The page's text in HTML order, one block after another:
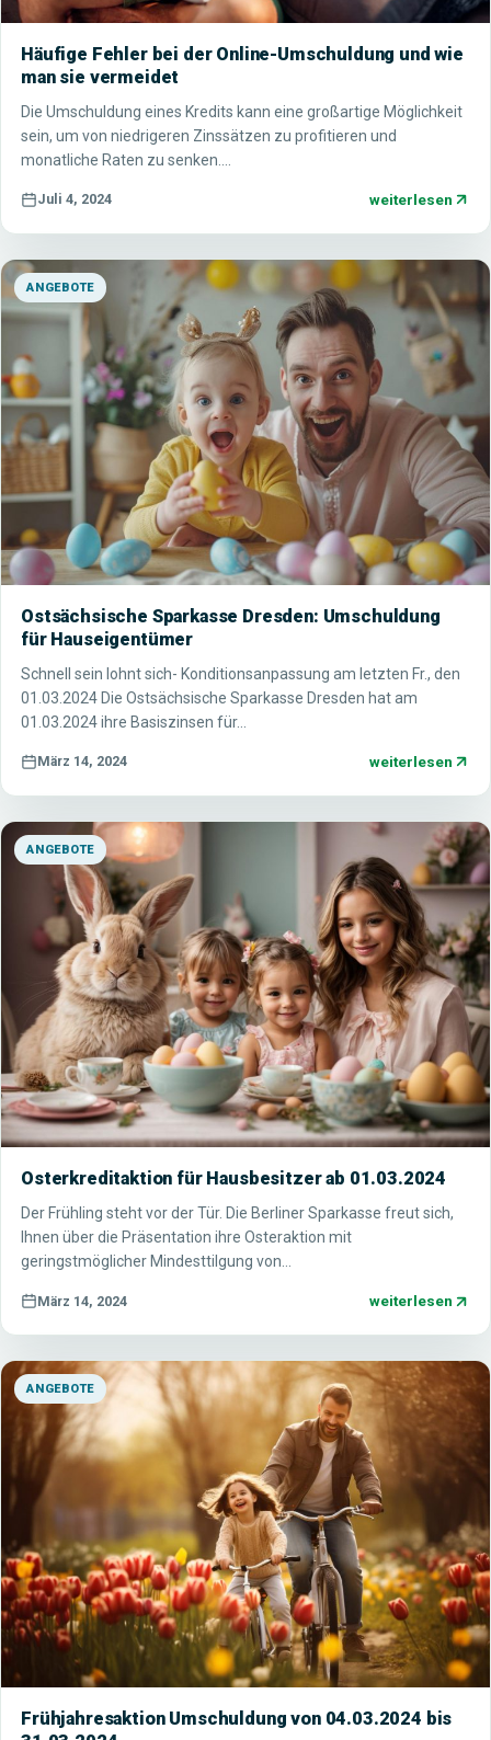
Häufige Fehler bei der Online-Umschuldung und wie
man sie vermeidet
Die Umschuldung eines Kredits kann eine großartige Möglichkeit
sein, um von niedrigeren Zinssätzen zu profitieren und
monatliche Raten zu senken.…
Juli 4, 2024 weiterlesen
ANGEBOTE
Ostsächsische Sparkasse Dresden: Umschuldung
für Hauseigentümer
Schnell sein lohnt sich- Konditionsanpassung am letzten Fr., den
01.03.2024 Die Ostsächsische Sparkasse Dresden hat am
01.03.2024 ihre Basiszinsen für…
März 14, 2024 weiterlesen
ANGEBOTE
Osterkreditaktion für Hausbesitzer ab 01.03.2024
Der Frühling steht vor der Tür. Die Berliner Sparkasse freut sich,
Ihnen über die Präsentation ihre Osteraktion mit
geringstmöglicher Mindesttilgung von…
März 14, 2024 weiterlesen
ANGEBOTE
Frühjahresaktion Umschuldung von 04.03.2024 bis